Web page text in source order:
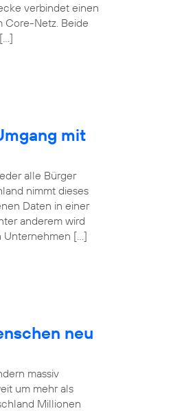
verbindet einen
Core-Netz. Beide
mit
alle Bürger
nimmt dieses
Daten in einer
anderem wird
Unternehmen […]
neu
massiv
um mehr als
Millionen